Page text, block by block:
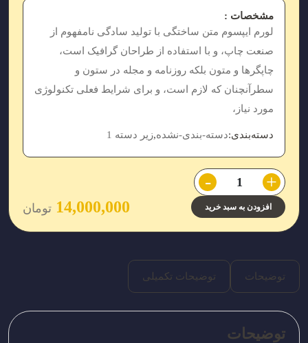
مشخصات :
لورم ایپسوم متن ساختگی با تولید سادگی نامفهوم از
صنعت چاپ، و با استفاده از طراحان گرافیک است،
چاپگرها و متون بلکه روزنامه و مجله در ستون و
سطرآنچنان که لازم است، و برای شرایط فعلی تکنولوژی
مورد نیاز،
دسته‌بندی:دسته-بندی-نشده,زیر دسته 1
+
-
افزودن به سبد خرید 14,000,000 تومان
توضیحات توضیحات تکمیلی
توضیحات